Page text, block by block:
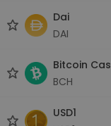
Dai
DAI
Bitcoin
BCH
USD1